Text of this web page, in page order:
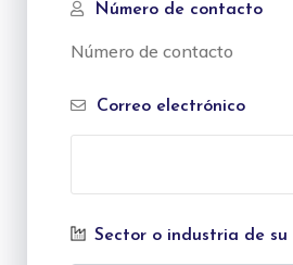
Número de contacto
Correo electrónico
Sector o industria de su